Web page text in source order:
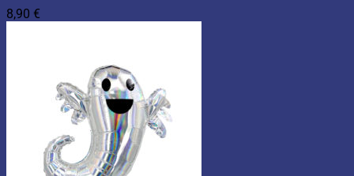
8,90 €